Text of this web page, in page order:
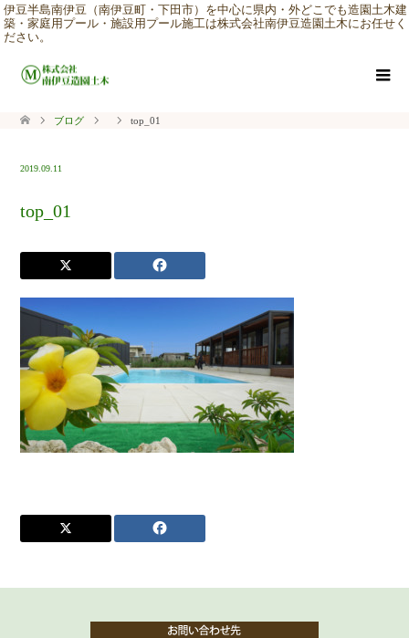
伊豆半島南伊豆（南伊豆町・下田市）を中心に県内・外どこでも造園土木建
築・家庭用プール・施設用プール施工は株式会社南伊豆造園土木にお任せく
ださい。
ブログ top_01
2019.09.11
top_01